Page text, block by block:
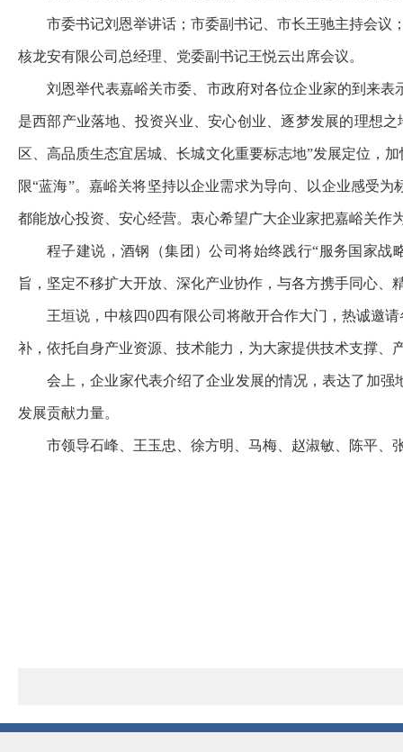
市委书记刘恩举讲话；市委副书记、市长王驰主持会议
核龙安有限公司总经理、党委副书记王悦云出席会议。
刘恩举代表嘉峪关市委、市政府对各位企业家的到来
是西部产业落地、投资兴业、安心创业、逐梦发展的理想
区、高品质生态宜居城、长城文化重要标志地”发展定位，
限“蓝海”。嘉峪关将坚持以企业需求为导向、以企业感受
都能放心投资、安心经营。衷心希望广大企业家把嘉峪关
程子建说，酒钢（集团）公司将始终践行“服务国家战
旨，坚定不移扩大开放、深化产业协作，与各方携手同心
王垣说，中核四0四有限公司将敞开合作大门，热诚邀
补，依托自身产业资源、技术能力，为大家提供技术支撑
会上，企业家代表介绍了企业发展的情况，表达了加
发展贡献力量。
市领导石峰、王玉忠、徐方明、马梅、赵淑敏、陈平、